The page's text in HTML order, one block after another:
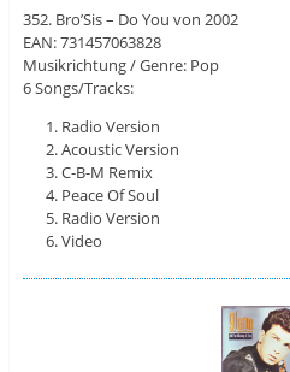
352. Bro’Sis – Do You von 2002
EAN: 731457063828
Musikrichtung / Genre: Pop
6 Songs/Tracks:
Radio Version
Acoustic Version
C-B-M Remix
Peace Of Soul
Radio Version
Video